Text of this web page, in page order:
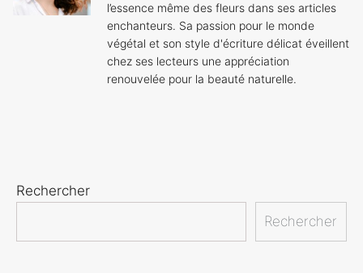
l’essence même des fleurs dans ses articles
enchanteurs. Sa passion pour le monde
végétal et son style d'écriture délicat éveillent
chez ses lecteurs une appréciation
renouvelée pour la beauté naturelle.
Rechercher
Rechercher